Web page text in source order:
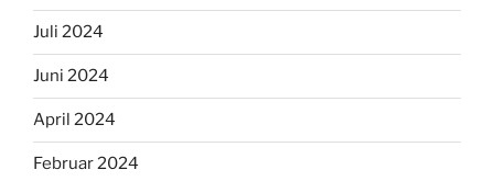
Juli 2024
Juni 2024
April 2024
Februar 2024